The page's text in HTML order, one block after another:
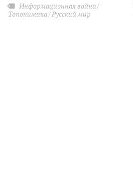
Информационная война
Топонимика Русский мир